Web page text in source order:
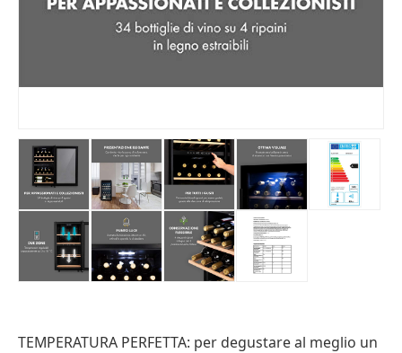
TEMPERATURA PERFETTA: per degustare al meglio un